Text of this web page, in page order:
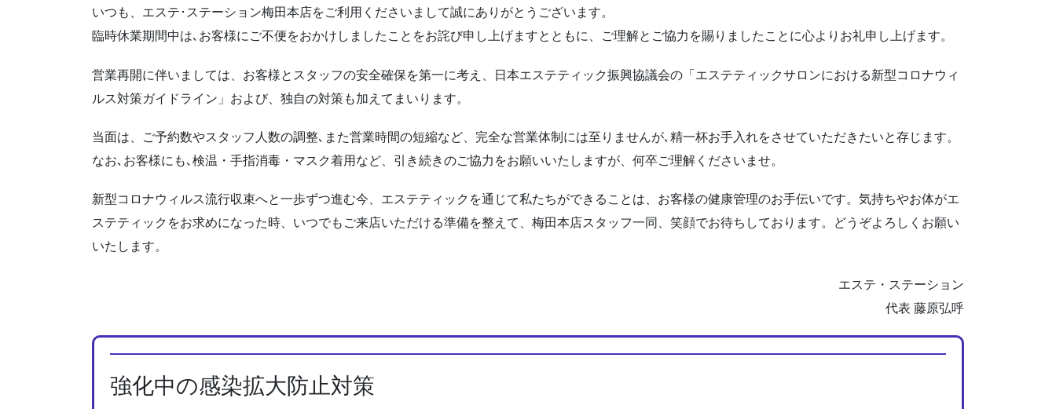
いつも、エステ･ステーション梅田本店をご利用くださいまして誠にありがとうございます。
臨時休業期間中は､お客様にご不便をおかけしましたことをお詫び申し上げますとともに、ご理解とご協力を賜りましたことに心よりお礼申し上げます。
営業再開に伴いましては、お客様とスタッフの安全確保を第一に考え、日本エステティック振興協議会の「エステティックサロンにおける新型コロナウィ
ルス対策ガイドライン」および、独自の対策も加えてまいります。
当面は、ご予約数やスタッフ人数の調整､また営業時間の短縮など、完全な営業体制には至りませんが､精一杯お手入れをさせていただきたいと存じます。
なお､お客様にも､検温・手指消毒・マスク着用など、引き続きのご協力をお願いいたしますが、何卒ご理解くださいませ。
新型コロナウィルス流行収束へと一歩ずつ進む今、エステティックを通じて私たちができることは、お客様の健康管理のお手伝いです。気持ちやお体がエ
ステティックをお求めになった時、いつでもご来店いただける準備を整えて、梅田本店スタッフ一同、笑顔でお待ちしております。どうぞよろしくお願い
いたします。
エステ・ステーション
代表 藤原弘呼
強化中の感染拡大防止対策